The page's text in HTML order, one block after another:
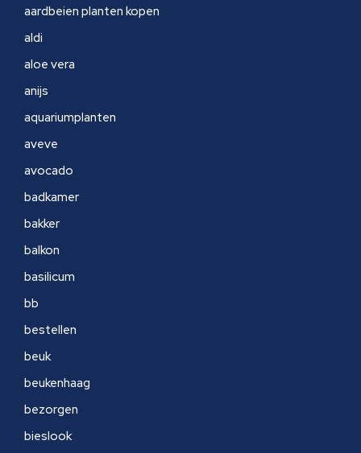
aardbeien planten kopen
aldi
aloe vera
anijs
aquariumplanten
aveve
avocado
badkamer
bakker
balkon
basilicum
bb
bestellen
beuk
beukenhaag
bezorgen
bieslook